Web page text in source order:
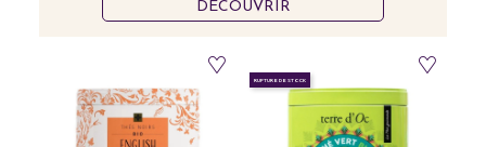
DÉCOUVRIR
RUPTURE DE STOCK